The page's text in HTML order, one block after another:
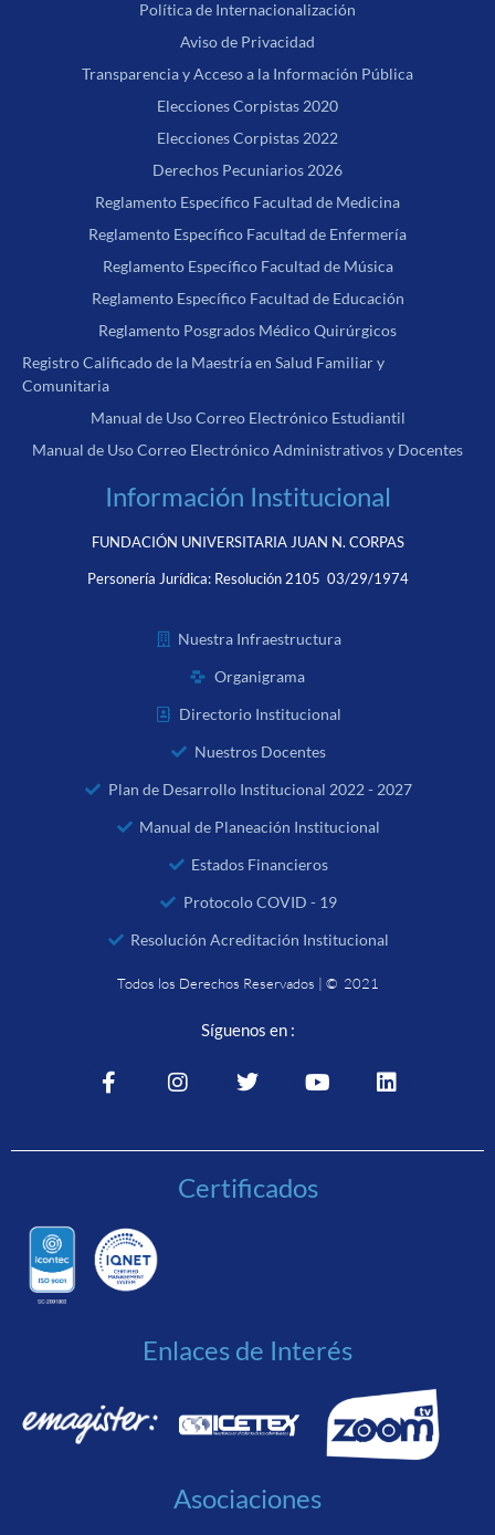
Política de Internacionalización
Aviso de Privacidad
Transparencia y Acceso a la Información Pública
Elecciones Corpistas 2020
Elecciones Corpistas 2022
Derechos Pecuniarios 2026
Reglamento Específico Facultad de Medicina
Reglamento Específico Facultad de Enfermería
Reglamento Específico Facultad de Música
Reglamento Específico Facultad de Educación
Reglamento Posgrados Médico Quirúrgicos
Registro Calificado de la Maestría en Salud Familiar y
Comunitaria
Manual de Uso Correo Electrónico Estudiantil
Manual de Uso Correo Electrónico Administrativos y Docentes
Información Institucional
FUNDACIÓN UNIVERSITARIA JUAN N. CORPAS
Personería Jurídica: Resolución 2105 03/29/1974
Nuestra Infraestructura
Organigrama
Directorio Institucional
Nuestros Docentes
Plan de Desarrollo Institucional 2022 - 2027
Manual de Planeación Institucional
Estados Financieros
Protocolo COVID - 19
Resolución Acreditación Institucional
Todos los Derechos Reservados | © 2021
Síguenos en :
Certificados
Enlaces de Interés
Asociaciones